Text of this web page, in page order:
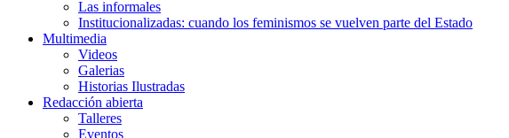
Las informales
Institucionalizadas: cuando los feminismos se vuelven parte del Estado
Multimedia
Videos
Galerias
Historias Ilustradas
Redacción abierta
Talleres
Eventos